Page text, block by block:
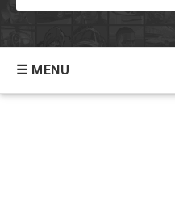
☰ MENU